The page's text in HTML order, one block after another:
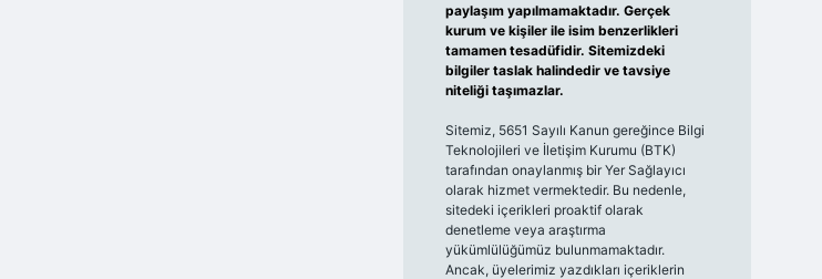
paylaşım yapılmamaktadır. Gerçek
kurum ve kişiler ile isim benzerlikleri
tamamen tesadüfidir. Sitemizdeki
bilgiler taslak halindedir ve tavsiye
niteliği taşımazlar.
Sitemiz, 5651 Sayılı Kanun gereğince Bilgi
Teknolojileri ve İletişim Kurumu (BTK)
tarafından onaylanmış bir Yer Sağlayıcı
olarak hizmet vermektedir. Bu nedenle,
sitedeki içerikleri proaktif olarak
denetleme veya araştırma
yükümlülüğümüz bulunmamaktadır.
Ancak, üyelerimiz yazdıkları içeriklerin